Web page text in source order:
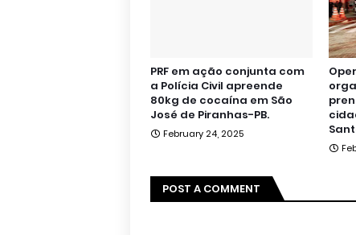
PRF em ação conjunta com
a Polícia Civil apreende
80kg de cocaína em São
José de Piranhas-PB.
February 24, 2025
POST A COMMENT